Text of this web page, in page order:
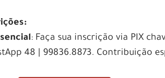
: Faça sua inscrição via PIX
48 | 99836.8873. Contribuição